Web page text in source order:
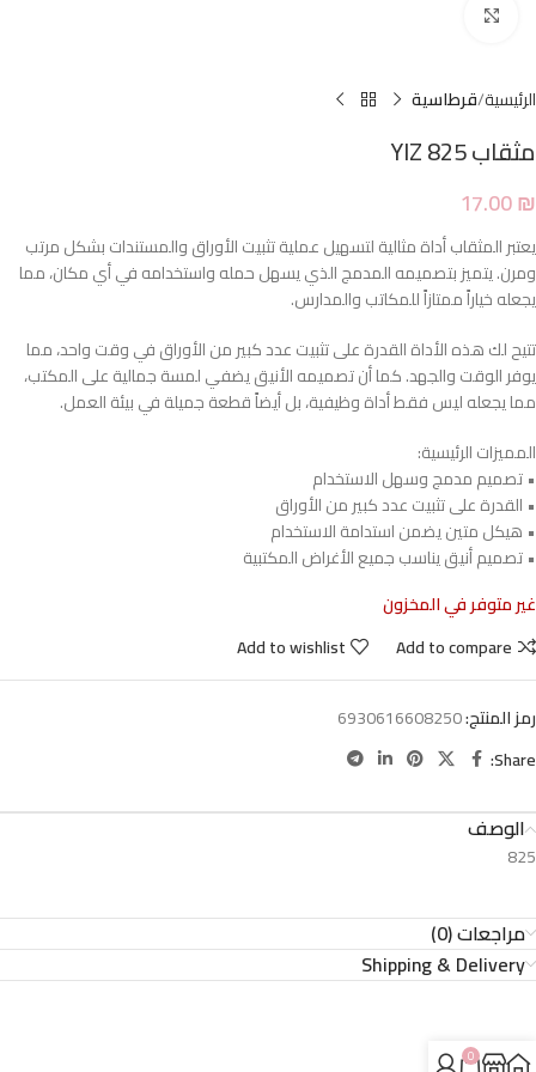
الرئيسية قرطاسية
مثقاب 825 YIZ
17.00₪
يعتبر المثقاب أداة مثالية لتسهيل عملية تثبيت الأوراق والمستندات بشكل مرتب
ومرن. يتميز بتصميمه المدمج الذي يسهل حمله واستخدامه في أي مكان، مما
يجعله خياراً ممتازاً للمكاتب والمدارس.
تتيح لك هذه الأداة القدرة على تثبيت عدد كبير من الأوراق في وقت واحد، مما
يوفر الوقت والجهد. كما أن تصميمه الأنيق يضفي لمسة جمالية على المكتب،
مما يجعله ليس فقط أداة وظيفية، بل أيضاً قطعة جميلة في بيئة العمل.
المميزات الرئيسية:
• تصميم مدمج وسهل الاستخدام
• القدرة على تثبيت عدد كبير من الأوراق
• هيكل متين يضمن استدامة الاستخدام
• تصميم أنيق يناسب جميع الأغراض المكتبية
غير متوفر في المخزون
Add to compare
Add to wishlist
رمز المنتج:6930616608250
Share:
الوصف
825
مراجعات (0)
Shipping & Delivery
0